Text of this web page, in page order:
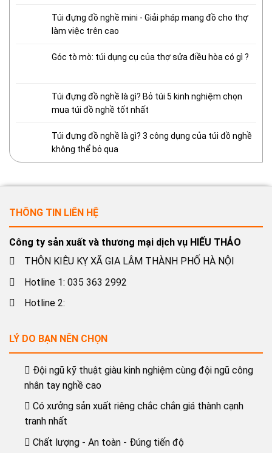
Túi đựng đồ nghề mini - Giải pháp mang đồ cho thợ
làm việc trên cao
Góc tò mò: túi dụng cụ của thợ sửa điều hòa có gì ?
Túi đựng đồ nghề là gì? Bỏ túi 5 kinh nghiệm chọn
mua túi đồ nghề tốt nhất
Túi đựng đồ nghề là gì? 3 công dụng của túi đồ nghề
không thể bỏ qua
THÔNG TIN LIÊN HỆ
Công ty sản xuất và thương mại dịch vụ HIẾU THẢO
THÔN KIÊU KỴ XÃ GIA LÂM THÀNH PHỐ HÀ NỘI
Hotline 1: 035 363 2992
Hotline 2:
LÝ DO BẠN NÊN CHỌN
Đội ngũ kỹ thuật giàu kinh nghiệm cùng đội ngũ công
nhân tay nghề cao
Có xưởng sản xuất riêng chắc chắn giá thành cạnh
tranh nhất
Chất lượng - An toàn - Đúng tiến độ